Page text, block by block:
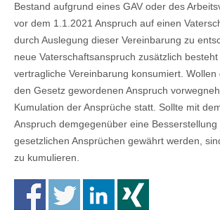
Bestand aufgrund eines GAV oder des
vor dem 1.1.2021 Anspruch auf einen
durch Auslegung dieser Vereinbarung zu
neue Vaterschaftsanspruch zusätzlich
vertragliche Vereinbarung konsumiert.
den Gesetz gewordenen Anspruch
Kumulation der Ansprüche statt. Sollte mit
Anspruch demgegenüber eine
gesetzlichen Ansprüchen gewährt werden,
zu kumulieren.